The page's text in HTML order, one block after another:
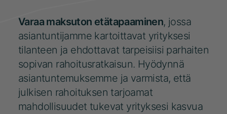
Varaa maksuton etätapaaminen, jossa
asiantuntijamme kartoittavat yrityksesi
tilanteen ja ehdottavat tarpeisiisi parhaiten
sopivan rahoitusratkaisun. Hyödynnä
asiantuntemuksemme ja varmista, että
julkisen rahoituksen tarjoamat
mahdollisuudet tukevat yrityksesi kasvua